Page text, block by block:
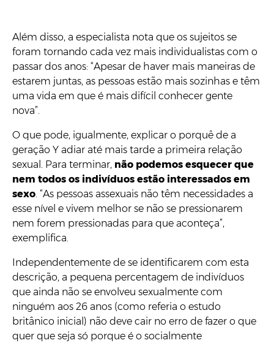
Além disso, a especialista nota que os sujeitos se
foram tornando cada vez mais individualistas com o
passar dos anos: “Apesar de haver mais maneiras de
estarem juntas, as pessoas estão mais sozinhas e têm
uma vida em que é mais difícil conhecer gente
nova”.
O que pode, igualmente, explicar o porquê de a
geração Y adiar até mais tarde a primeira relação
sexual. Para terminar, não podemos esquecer que
nem todos os indivíduos estão interessados em
sexo. “As pessoas assexuais não têm necessidades a
esse nível e vivem melhor se não se pressionarem
nem forem pressionadas para que aconteça”,
exemplifica.
Independentemente de se identificarem com esta
descrição, a pequena percentagem de indivíduos
que ainda não se envolveu sexualmente com
ninguém aos 26 anos (como referia o estudo
britânico inicial) não deve cair no erro de fazer o que
quer que seja só porque é o socialmente